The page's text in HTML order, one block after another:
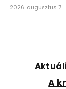
2026. augusztus 7.
A